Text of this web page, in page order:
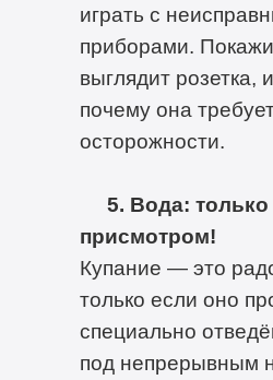
играть с
приборами.
выглядит розетка,
почему она
осторожности.
5. Вода:
присмотром!
Купание — это
только если оно
специально
под непрерывным